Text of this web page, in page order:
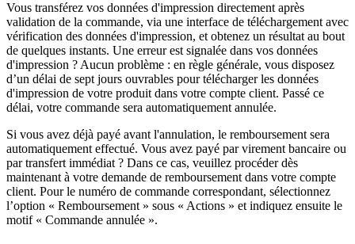
Vous transférez vos données d'impression directement après
validation de la commande, via une interface de téléchargement avec
vérification des données d'impression, et obtenez un résultat au bout
de quelques instants. Une erreur est signalée dans vos données
d'impression ? Aucun problème : en règle générale, vous disposez
d’un délai de sept jours ouvrables pour télécharger les données
d'impression de votre produit dans votre compte client. Passé ce
délai, votre commande sera automatiquement annulée.
Si vous avez déjà payé avant l'annulation, le remboursement sera
automatiquement effectué. Vous avez payé par virement bancaire ou
par transfert immédiat ? Dans ce cas, veuillez procéder dès
maintenant à votre demande de remboursement dans votre compte
client. Pour le numéro de commande correspondant, sélectionnez
l’option « Remboursement » sous « Actions » et indiquez ensuite le
motif « Commande annulée ».